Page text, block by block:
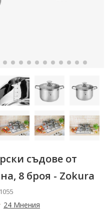
съдове от
8 броя - Zokura
24 Мнения